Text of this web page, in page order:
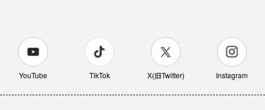
YouTube TikTok X(旧Twitter) Instagram